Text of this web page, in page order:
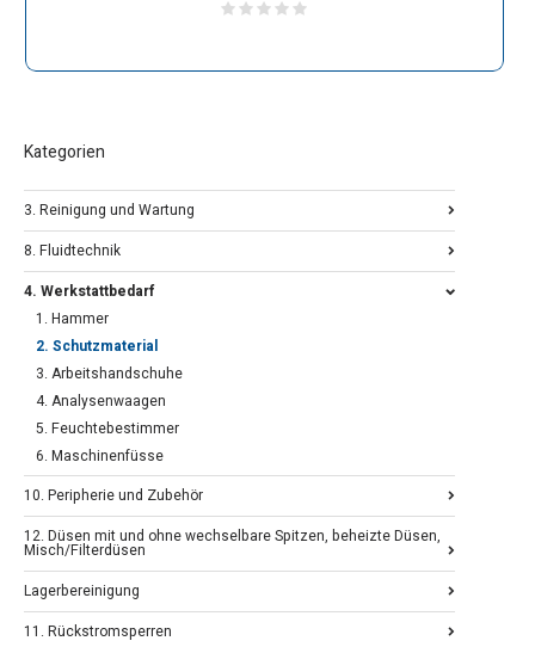
Kategorien
3. Reinigung und Wartung
8. Fluidtechnik
4. Werkstattbedarf
1. Hammer
2. Schutzmaterial
3. Arbeitshandschuhe
4. Analysenwaagen
5. Feuchtebestimmer
6. Maschinenfüsse
10. Peripherie und Zubehör
12. Düsen mit und ohne wechselbare Spitzen, beheizte Düsen,
Misch/Filterdüsen
Lagerbereinigung
11. Rückstromsperren